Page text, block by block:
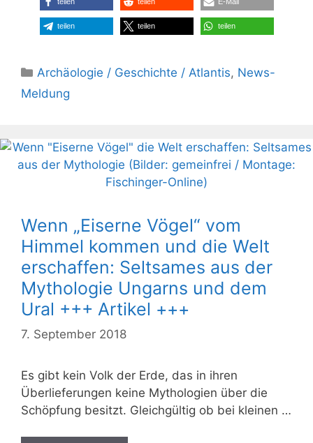
teilen teilen teilen
Kategorien
Archäologie / Geschichte / Atlantis, News-
Meldung
Wenn „Eiserne Vögel“ vom
Himmel kommen und die Welt
erschaffen: Seltsames aus der
Mythologie Ungarns und dem
Ural +++ Artikel +++
7. September 2018
Es gibt kein Volk der Erde, das in ihren
Überlieferungen keine Mythologien über die
Schöpfung besitzt. Gleichgültig ob bei kleinen …